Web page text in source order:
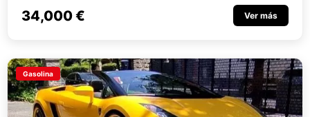
34,000 € Ver más
Gasolina